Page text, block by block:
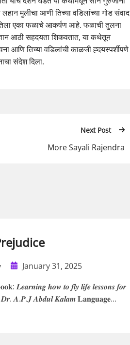
मुलीचा आणी तिच्या वडिलांच्या गोड संवाद
एका फळाचे आकर्षण आहे. फळाची तुलना
आठी सहदयता शिकवतात, या कथेतून
आणि तिच्या वडिलांची काळजी ह्दयस्पर्शीपणे
संदेश दिला.
Next Post
More Sayali Rajendra
January 31, 2025
𝑳𝒆𝒂𝒓𝒏𝒊𝒏𝒈 𝒉𝒐𝒘 𝒕𝒐 𝒇𝒍𝒚 𝒍𝒊𝒇𝒆 𝒍𝒆𝒔𝒔𝒐𝒏𝒔 𝒇𝒐𝒓
𝑫𝒓. 𝑨.𝑷.𝑱 𝑨𝒃𝒅𝒖𝒍 𝑲𝒂𝒍𝒂𝒎 𝐋𝐚𝐧𝐠𝐮𝐚𝐠𝐞...